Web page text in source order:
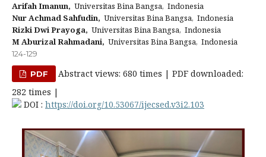
Arifah Imanun, Universitas Bina Bangsa, Indonesia
Nur Achmad Sahfudin, Universitas Bina Bangsa, Indonesia
Rizki Dwi Prayoga, Universitas Bina Bangsa, Indonesia
M Aburizal Rahmadani, Universitas Bina Bangsa, Indonesia
124-129
PDF
Abstract views: 680 times | PDF downloaded:
282 times |
DOI : https://doi.org/10.53067/ijecsed.v3i2.103